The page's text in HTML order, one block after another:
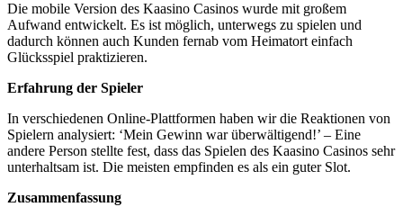
Die mobile Version des Kaasino Casinos wurde mit großem
Aufwand entwickelt. Es ist möglich, unterwegs zu spielen und
dadurch können auch Kunden fernab vom Heimatort einfach
Glücksspiel praktizieren.
Erfahrung der Spieler
In verschiedenen Online-Plattformen haben wir die Reaktionen von
Spielern analysiert: ‘Mein Gewinn war überwältigend!’ – Eine
andere Person stellte fest, dass das Spielen des Kaasino Casinos sehr
unterhaltsam ist. Die meisten empfinden es als ein guter Slot.
Zusammenfassung